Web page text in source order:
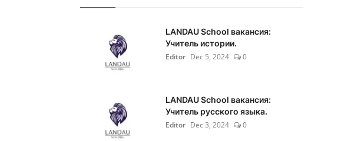
LANDAU School вакансия:
Учитель истории.
Editor Dec 5, 2024 0
LANDAU School вакансия:
Учитель русского языка.
Editor Dec 3, 2024 0